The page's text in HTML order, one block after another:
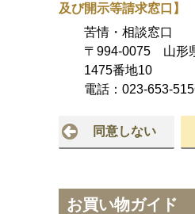
及び開示等請求窓口】
苦情・相談窓口
〒994-0075 山形
1475番地10
電話： 023-653-
同意しない
お買い物ガイド